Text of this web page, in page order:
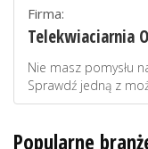
Firma:
Telekwiaciarnia
Nie masz pomysłu
Sprawdź jedną z
Popularne